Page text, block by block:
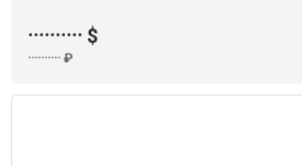
·········· $
·········· ₽